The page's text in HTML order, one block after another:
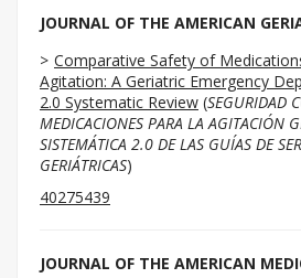
JOURNAL OF THE AMERICAN
Comparative Safety of
Agitation: A Geriatric Emergency
2.0 Systematic Review (SEGURIDAD
MEDICACIONES PARA LA AGITACIÓN
SISTEMÁTICA 2.0 DE LAS GUÍAS DE
GERIÁTRICAS)
40275439
JOURNAL OF THE AMERICAN